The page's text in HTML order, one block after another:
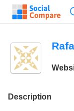
Description